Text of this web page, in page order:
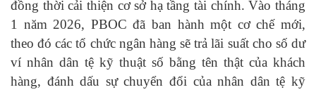
đồng thời cải thiện cơ sở hạ tầng tài chính. Vào tháng
1 năm 2026, PBOC đã ban hành một cơ chế mới,
theo đó các tổ chức ngân hàng sẽ trả lãi suất cho số dư
ví nhân dân tệ kỹ thuật số bằng tên thật của khách
hàng, đánh dấu sự chuyển đổi của nhân dân tệ kỹ